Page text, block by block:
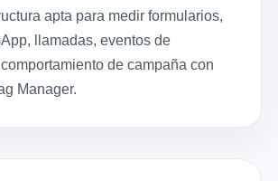
apta para medir formularios,
llamadas, eventos de
de campaña con
Manager.